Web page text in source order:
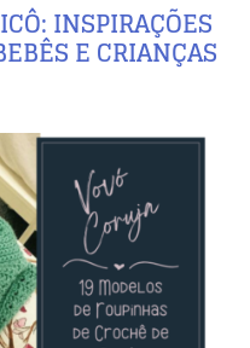
INSPIRAÇÕES
E CRIANÇAS